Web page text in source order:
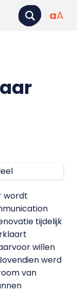
aA
wordt
tijdelijk
willen
werd
van